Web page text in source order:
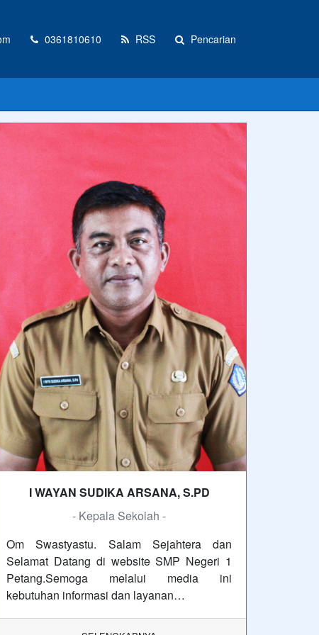
0361810610 RSS Pencarian
I WAYAN SUDIKA ARSANA, S.PD
- Kepala Sekolah -
Om Swastyastu. Salam Sejahtera dan
Selamat Datang di website SMP Negeri 1
Petang.Semoga melalui media ini
kebutuhan informasi dan layanan…